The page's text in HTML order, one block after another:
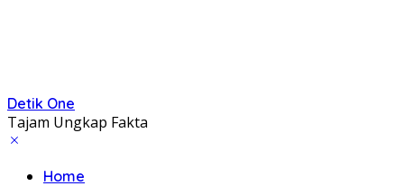
Detik One
Tajam Ungkap Fakta
Home